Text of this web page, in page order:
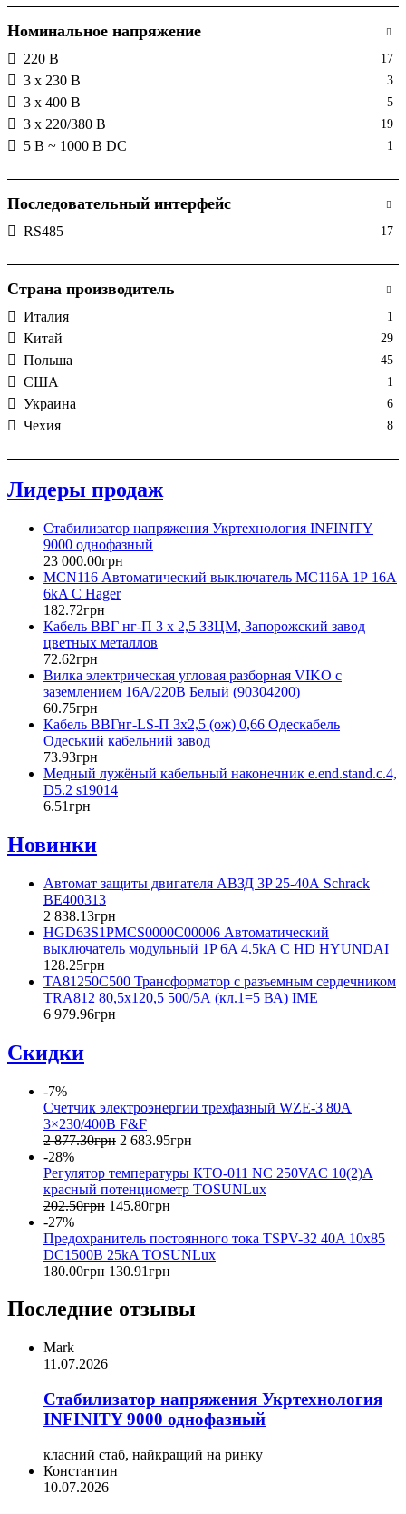
Номинальное напряжение
220 В 17
3 x 230 В 3
3 x 400 В 5
3 х 220/380 В 19
5 В ~ 1000 В DC 1
Последовательный интерфейс
RS485 17
Страна производитель
Италия 1
Китай 29
Польша 45
США 1
Украина 6
Чехия 8
Лидеры продаж
Стабилизатор напряжения Укртехнология INFINITY
9000 однофазный
23 000.00грн
MCN116 Автоматический выключатель MC116A 1Р 16А
6kA C Hager
182.72грн
Кабель ВВГ нг-П 3 х 2,5 ЗЗЦМ, Запорожский завод
цветных металлов
72.62грн
Вилка электрическая угловая разборная VIKO с
заземлением 16А/220В Белый (90304200)
60.75грн
Кабель ВВГнг-LS-П 3х2,5 (ож) 0,66 Одескабель
Одеський кабельний завод
73.93грн
Медный лужёный кабельный наконечник e.end.stand.c.4,
D5.2 s19014
6.51грн
Новинки
Автомат защиты двигателя АВЗД 3P 25-40А Schrack
BE400313
2 838.13грн
HGD63S1PMCS0000C00006 Автоматический
выключатель модульный 1P 6A 4.5kA C HD HYUNDAI
128.25грн
TA81250C500 Трансформатор с разъемным сердечником
TRA812 80,5x120,5 500/5А (кл.1=5 ВА) IME
6 979.96грн
Скидки
-7%
Счетчик электроэнергии трехфазный WZE-3 80A
3×230/400В F&F
2 877.30грн 2 683.95грн
-28%
Регулятор температуры КТО-011 NC 250VAC 10(2)A
красный потенциометр TOSUNLux
202.50грн 145.80грн
-27%
Предохранитель постоянного тока TSPV-32 40A 10x85
DC1500В 25kA TOSUNLux
180.00грн 130.91грн
Последние отзывы
Mark
11.07.2026
Стабилизатор напряжения Укртехнология
INFINITY 9000 однофазный
класний стаб, найкращий на ринку
Константин
10.07.2026